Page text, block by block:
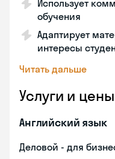
Использует
обучения
Адаптирует
интересы
Читать дальше
Услуги и цены
Английский язык
Деловой - для